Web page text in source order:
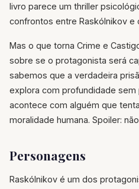
livro parece um thriller
confrontos entre Raskólnikov e
Mas o que torna Crime e
sobre se o protagonista será
sabemos que a verdadeira
explora com profundidade
acontece com alguém que
moralidade humana. Spoiler:
Personagens
Raskólnikov é um dos